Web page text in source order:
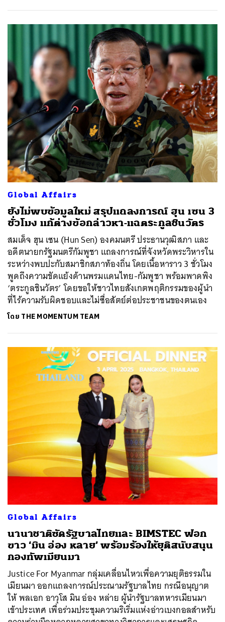
Global Affairs
ยังไม่พบข้อมูลใหม่ สรุปแถลงการณ์ ฮุน เซน 3
ชั่วโมง แก้ต่างข้อกล่าวหา-แฉตระกูลชินวัตร
สมเด็จ​ ฮุน เซน (Hun Sen) องคมนตรี ประธานวุฒิสภา และ
อดีตนายกรัฐมนตรีกัมพูชา แถลงการณ์ที่จังหวัดพระวิหารใน
ระหว่างพบปะกับสมาชิกสภาท้องถิ่น โดยเนื้อหาราว 3 ชั่วโมง
พูดถึงความขัดแย้งด้านพรมแดนไทย-กัมพูชา พร้อมพาดพิง
‘ตระกูลชินวัตร’ โดยขอให้ชาวไทยสังเกตพฤติกรรมของผู้นำ
ที่ไร้ความรับผิดชอบและไม่ซื่อสัตย์ต่อประชาชนของตนเอง
โดย THE MOMENTUM TEAM
Global Affairs
นานาชาติซัดรัฐบาลไทยและ BIMSTEC ฟอก
ขาว ‘มิน อ่อง หลาย’ พร้อมร้องให้ยุติสนับสนุน
กองทัพเมียนมา
Justice For Myanmar กลุ่มเคลื่อนไหวเพื่อความยุติธรรมใน
เมียนมา ออกแถลงการณ์ประณามรัฐบาลไทย กรณีอนุญาต
ให้ พลเอก อาวุโส มิน อ่อง หล่าย ผู้นำรัฐบาลทหารเมียนมา
เข้าประเทศ เพื่อร่วมประชุมความริเริ่มแห่งอ่าวเบงกอลสำหรับ